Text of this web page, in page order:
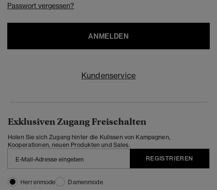
Passwort vergessen?
ANMELDEN
Kundenservice
Exklusiven Zugang Freischalten
Holen Sie sich Zugang hinter die Kulissen von Kampagnen,
Kooperationen, neuen Produkten und Sales.
REGISTRIEREN
Herrenmode Damenmode